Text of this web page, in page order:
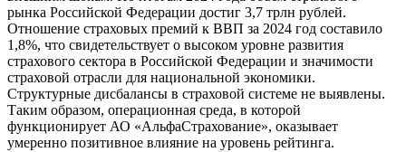
рынка Российской Федерации достиг 3,7 трлн рублей.
Отношение страховых премий к ВВП за 2024 год составило
1,8%, что свидетельствует о высоком уровне развития
страхового сектора в Российской Федерации и значимости
страховой отрасли для национальной экономики.
Структурные дисбалансы в страховой системе не выявлены.
Таким образом, операционная среда, в которой
функционирует АО «АльфаСтрахование», оказывает
умеренно позитивное влияние на уровень рейтинга.